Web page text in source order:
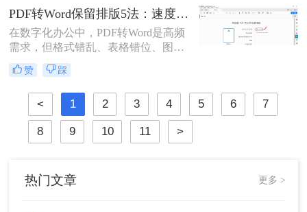
能导致重要信息无法识别。那么PDF
怎么转成高清图片不模糊呢？别再忍
受模糊图片！本文直击痛点，提供可
立即执行的高清转换方案，助您10分
钟内获得印刷级清晰度！
PDF转Word保留排版5法：速度优先还是排版优先？选择指南！
在数字化办公中，PDF转Word是高频
需求，但格式错乱、表格错位、图片
错位等问题频发。许多用户盲目使用
在线工具，导致文档返工重做。那么
pdf转word怎么保留原排版呢？本文基
于Windows 10/11系统实测，系统梳理
5种安全有效方法，明确标注每种方
案的适用边界与关键细节，助您高效
赞 踩
< 1 2 3 4 5 6 7
8 9 10 11 >
热门文章 更多 >